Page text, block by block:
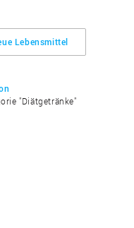
Lebensmittel
"Diätgetränke"